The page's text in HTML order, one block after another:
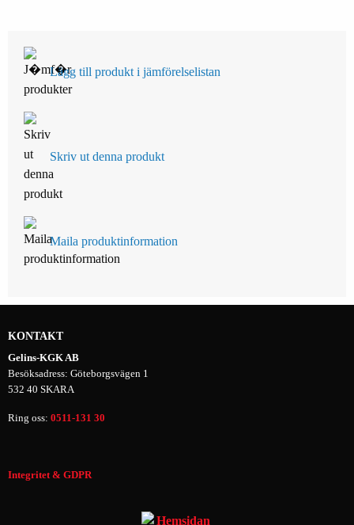
Lägg till produkt i jämförelselistan
Skriv ut denna produkt
Maila produktinformation
KONTAKT
Gelins-KGK AB
Besöksadress: Göteborgsvägen 1
532 40 SKARA
Ring oss: 0511-131 30
Integritet & GDPR